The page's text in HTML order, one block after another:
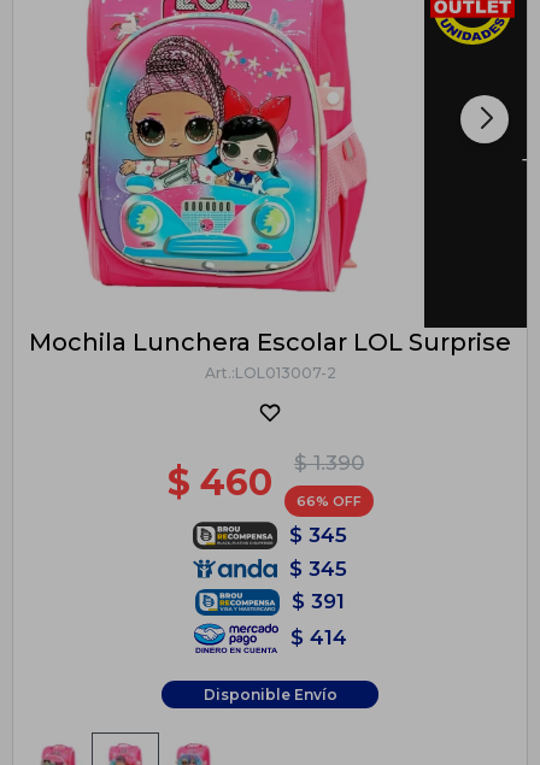
Mochila Lunchera Escolar LOL Surprise
LOL013007-2
$ 1.390
$ 460 66
$ 345
$ 345
$ 391
$ 414
Disponible Envío